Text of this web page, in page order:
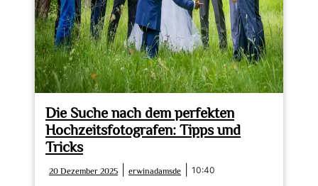
Die Suche nach dem perfekten
Hochzeitsfotografen: Tipps und
Tricks
20 Dezember 2025
Dezember
erwinadamsde erwinadamsde
10:40